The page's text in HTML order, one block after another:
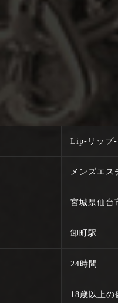
Lip-リップ
メンズエス
宮城県仙台
卸町駅
24時間
18歳以上の